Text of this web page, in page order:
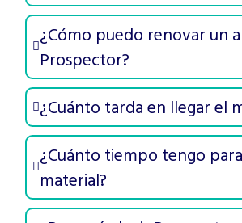
¿Cómo puedo renovar un
Prospector?
¿Cuánto tarda en llegar el
¿Cuánto tiempo tengo
material?